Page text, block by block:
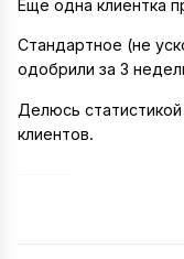
Еще одна клиентка
Стандартное (не
одобрили за 3
Делюсь
клиентов.